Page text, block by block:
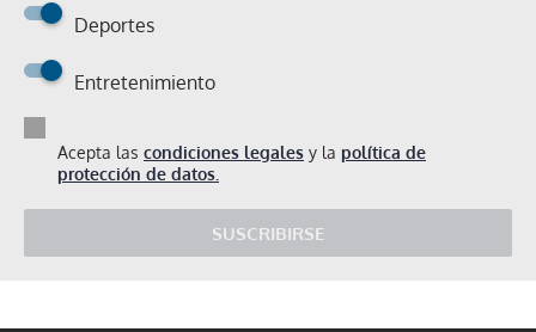
Deportes
Entretenimiento
Acepta las condiciones legales y la política de
protección de datos.
SUSCRIBIRSE